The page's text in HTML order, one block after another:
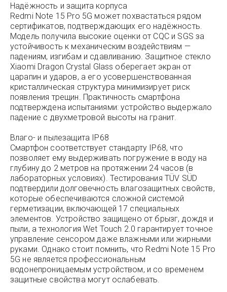
Надёжность и защита корпуса
Redmi Note 15 Pro 5G может похвастаться рядом
сертификатов, подтверждающих его надёжность.
Модель получила высокие оценки от CQC и SGS за
устойчивость к механическим воздействиям —
падениям, изгибам и сдавливанию. Защитное стекло
Xiaomi Dragon Crystal Glass оберегает экран от
царапин и ударов, а его усовершенствованная
кристаллическая структура минимизирует риск
появления трещин. Практичность смартфона
подтверждена испытаниями: устройство выдержало
падение с двухметровой высоты на гранит.
Влаго- и пылезащита IP68
Смартфон соответствует стандарту IP68, что
позволяет ему выдерживать погружение в воду на
глубину до 2 метров на протяжении 24 часов (в
лабораторных условиях). Тестирования TÜV SÜD
подтвердили долговечность влагозащитных свойств,
которые обеспечиваются сложной системой
герметизации, включающей 17 специальных
элементов. Устройство защищено от брызг, дождя и
пыли, а технология Wet Touch 2.0 гарантирует точное
управление сенсором даже влажными или жирными
руками. Однако стоит помнить, что Redmi Note 15 Pro
5G не является профессиональным
водонепроницаемым устройством, и со временем
защитные свойства могут ослабевать.